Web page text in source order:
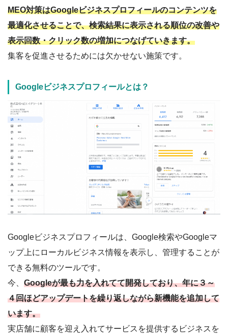
MEO対策はGoogleビジネスプロフィールのコンテンツを
最適化させることで、検索結果に表示される順位の改善や
表示回数・クリック数の増加につなげていきます。
集客を促進させるためには欠かせない施策です。
Googleビジネスプロフィールとは？
Googleビジネスプロフィールは、Google検索やGoogleマ
ップ上にローカルビジネス情報を表示し、管理することが
できる無料のツールです。
今、 Googleが最も力を入れてて開発しており、年に３～
４回ほどアップデートを繰り返しながら新機能を追加して
います。
実店舗に顧客を迎え入れてサービスを提供するビジネスを